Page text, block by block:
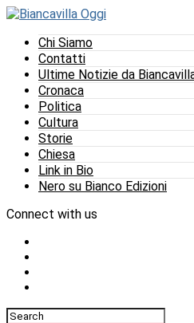
Chi Siamo
Contatti
Ultime Notizie da
Cronaca
Politica
Cultura
Storie
Chiesa
Link in Bio
Nero su Bianco Edizioni
Connect with us